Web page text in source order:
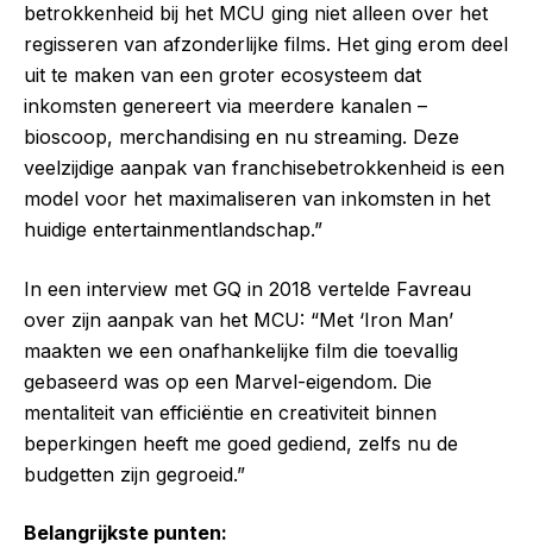
betrokkenheid bij het MCU ging niet alleen over het
regisseren van afzonderlijke films. Het ging erom deel
uit te maken van een groter ecosysteem dat
inkomsten genereert via meerdere kanalen –
bioscoop, merchandising en nu streaming. Deze
veelzijdige aanpak van franchisebetrokkenheid is een
model voor het maximaliseren van inkomsten in het
huidige entertainmentlandschap.”
In een interview met GQ in 2018 vertelde Favreau
over zijn aanpak van het MCU: “Met ‘Iron Man’
maakten we een onafhankelijke film die toevallig
gebaseerd was op een Marvel-eigendom. Die
mentaliteit van efficiëntie en creativiteit binnen
beperkingen heeft me goed gediend, zelfs nu de
budgetten zijn gegroeid.”
Belangrijkste punten: